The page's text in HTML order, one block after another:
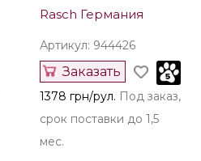
Rasch Германия
Артикул: 944426
Заказать
1378 грн/рул. Под заказ,
срок поставки до 1,5
мес.